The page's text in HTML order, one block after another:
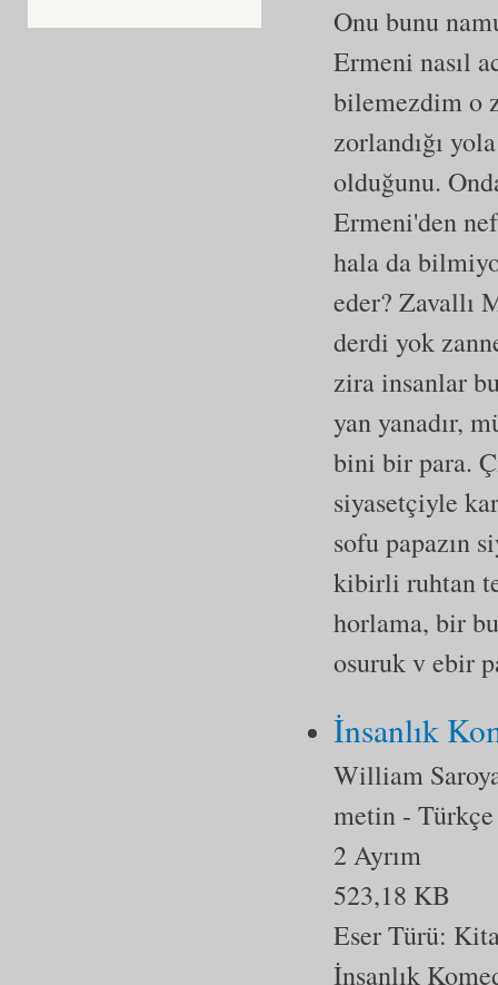
Onu bunu
Ermeni nasıl
bilemezdim o
zorlandığı
olduğunu.
Ermeni'den
hala da
eder? Zavallı
derdi yok
zira insanlar
yan yanadır,
bini bir para.
siyasetçiyle
sofu papazın
kibirli ruhtan
horlama, bir
osuruk v ebir
İnsanlık
William
metin - Türkçe
2 Ayrım
523,18 KB
Eser Türü:
İnsanlık